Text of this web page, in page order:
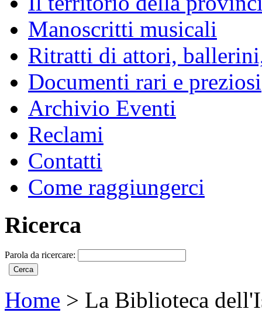
Manoscritti musicali
Ritratti di attori,
Documenti rari e preziosi
Archivio Eventi
Reclami
Contatti
Come raggiungerci
Ricerca
Parola da ricercare:
Home > La Biblioteca